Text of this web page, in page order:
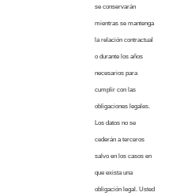
se conservarán
mientras se mantenga
la relación contractual
o durante los años
necesarios para
cumplir con las
obligaciones legales.
Los datos no se
cederán a terceros
salvo en los casos en
que exista una
obligación legal. Usted